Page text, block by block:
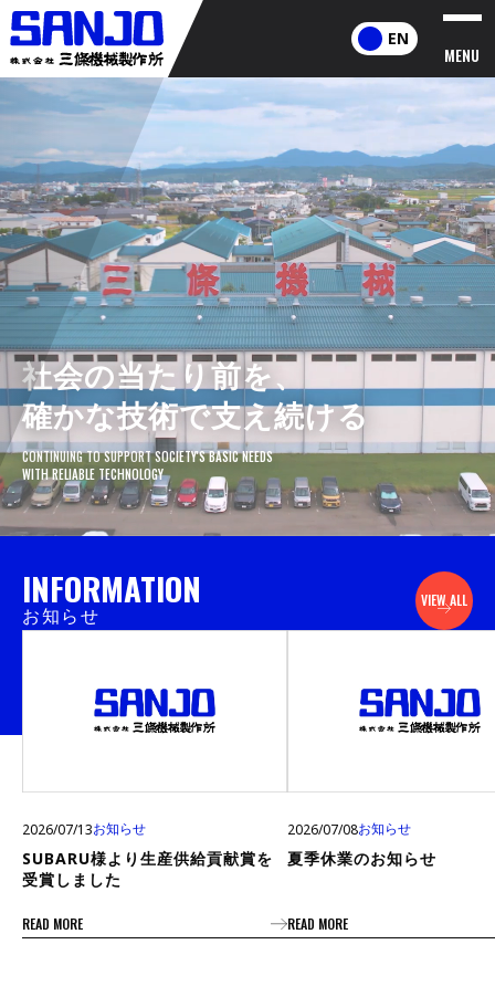
EN
MENU
社会の当たり前を、
確かな技術で支え続ける
CONTINUING TO SUPPORT SOCIETY'S BASIC NEEDS
WITH RELIABLE TECHNOLOGY
INFORMATION
お知らせ
VIEW ALL
2026/07/13お知らせ
SUBARU様より生産供給貢献賞を
受賞しました
READ MORE
2026/07/08お知らせ
夏季休業のお知らせ
READ MORE